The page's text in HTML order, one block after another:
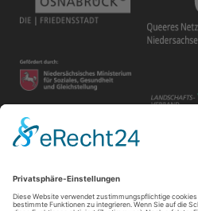
Disclaimer